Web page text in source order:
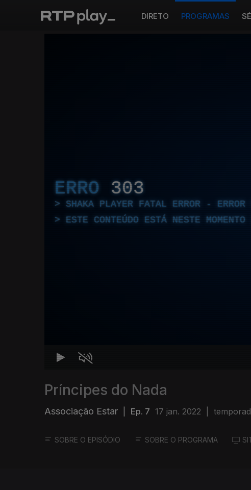
DIRETO PROGRAMAS
ERRO 303
SHAKA PLAYER FATAL ERROR - ERROR
ESTE CONTEÚDO ESTÁ NESTE
Príncipes do Nada
Associação Estar Ep. 7 17 jan. 2022
SOBRE O EPISÓDIO SOBRE O PROGRAMA